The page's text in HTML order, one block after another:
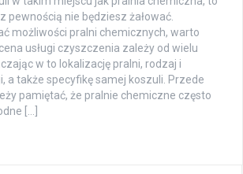
w takim miejscu jak pralnia chemiczna, to
pewnością nie będziesz żałować.
możliwości pralni chemicznych, warto
usługi czyszczenia zależy od wielu
w to lokalizację pralni, rodzaj i